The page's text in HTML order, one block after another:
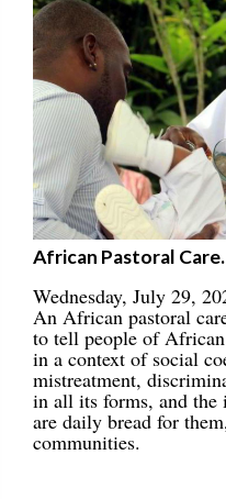
African Pastoral
Wednesday, July 29,
An African pastoral
to tell people of
in a context of social
mistreatment,
in all its forms, and
are daily bread for
communities.